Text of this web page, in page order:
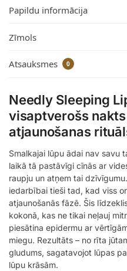
Papildu informācija
Zīmols
Atsauksmes 0
Needly Sleeping
visaptverošs
atjaunošanas
Smalkajai lūpu ādai nav savu
laikā tā pastāvīgi cīnās ar
raupju un atņem tai
iedarbībai tieši tad, kad viss
atjaunošanās fāzē. Šis
kokonā, kas ne tikai neļauj
piesātina epidermu ar
miegu. Rezultāts – no rīta
gludums, sagatavojot lūpas
lūpu krāsām.